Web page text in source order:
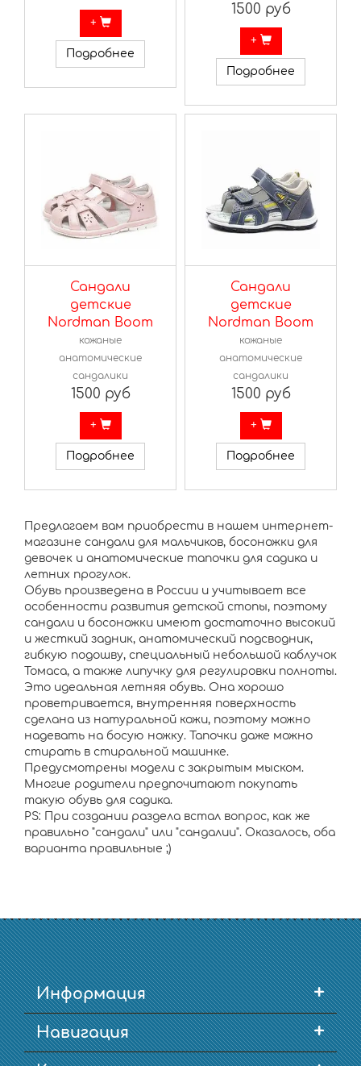
+
Подробнее
1500 руб
+
Подробнее
Сандали
детские
Nordman Boom
кожаные
анатомические
сандалики
1500 руб
+
Подробнее
Сандали
детские
Nordman Boom
кожаные
анатомические
сандалики
1500 руб
+
Подробнее
Предлагаем вам приобрести в нашем интернет-
магазине сандали для мальчиков, босоножки для
девочек и анатомические тапочки для садика и
летних прогулок.
Обувь произведена в России и учитывает все
особенности развития детской стопы, поэтому
сандали и босоножки имеют достаточно высокий
и жесткий задник, анатомический подсводник,
гибкую подошву, специальный небольшой каблучок
Томаса, а также липучку для регулировки полноты.
Это идеальная летняя обувь. Она хорошо
проветривается, внутренняя поверхность
сделана из натуральной кожи, поэтому можно
надевать на босую ножку. Тапочки даже можно
стирать в стиральной машинке.
Предусмотрены модели с закрытым мыском.
Многие родители предпочитают покупать
такую обувь для садика.
PS: При создании раздела встал вопрос, как же
правильно "сандали" или "сандалии". Оказалось, оба
варианта правильные ;)
Информация +
Навигация +